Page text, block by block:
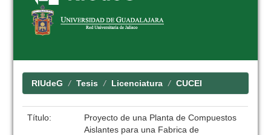
RIUdeG Tesis Licenciatura CUCEI
Título:
Proyecto de una Planta de Compuestos
Aislantes para una Fabrica de